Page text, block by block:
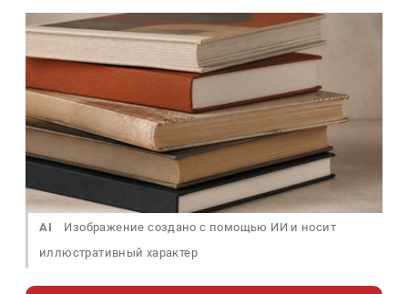
AI
Изображение создано с помощью ИИ и носит
иллюстративный характер